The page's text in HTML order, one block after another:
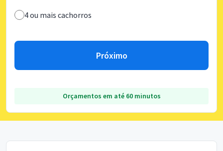
4 ou mais cachorros
Próximo
Orçamentos em até 60 minutos